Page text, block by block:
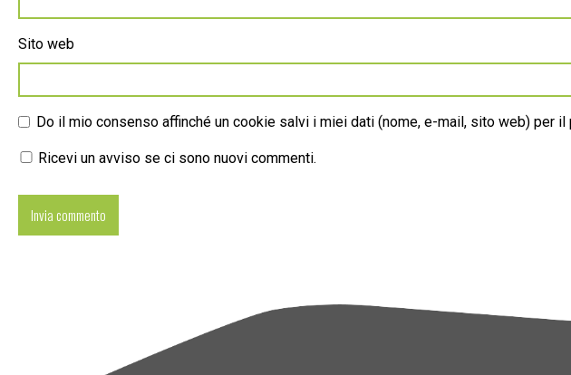
Sito web
Do il mio consenso affinché un cookie salvi i miei dati (nome, e-mail, sito web) per
Ricevi un avviso se ci sono nuovi commenti.